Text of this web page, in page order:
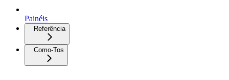
Painéis
Referência
Como-Tos